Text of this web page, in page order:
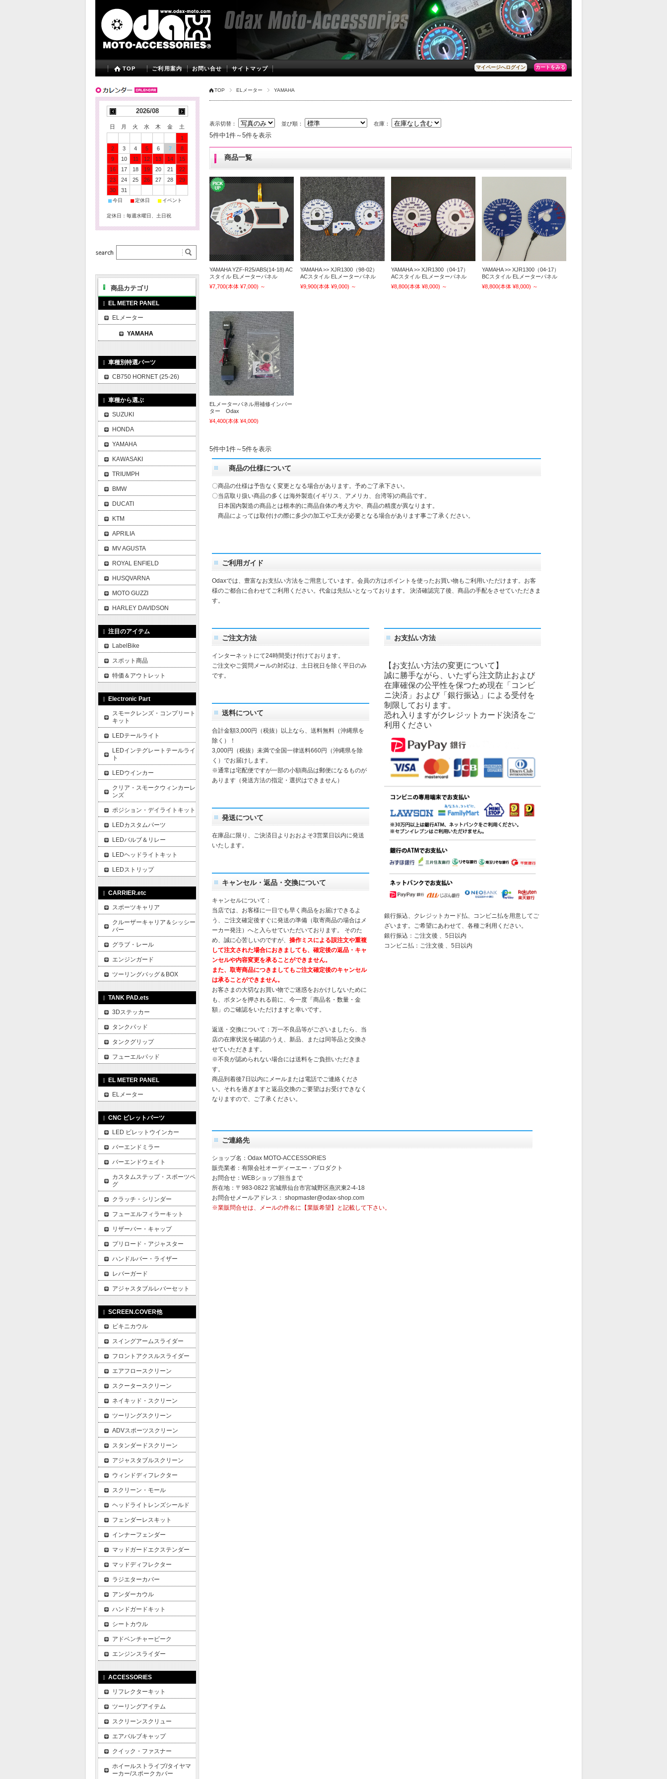
マイページへログイン カートをみる
TOP ご利用案内 お問い合せ サイトマップ
TOP ELメーター YAMAHA
表示切替： 並び順： 在庫：
5件中1件～5件を表示
商品一覧
YAMAHA YZF-R25/ABS(14-18) AC
スタイル ELメーターパネル
¥7,700(本体 ¥7,000) ～
YAMAHA >> XJR1300（98-02）
ACスタイル ELメーターパネル
¥9,900(本体 ¥9,000) ～
YAMAHA >> XJR1300（04-17）
ACスタイル ELメーターパネル
¥8,800(本体 ¥8,000) ～
YAMAHA >> XJR1300（04-17）
BCスタイル ELメーターパネル
¥8,800(本体 ¥8,000) ～
ELメーターパネル用補修インバー
ター Odax
¥4,400(本体 ¥4,000)
5件中1件～5件を表示
商品の仕様について
〇商品の仕様は予告なく変更となる場合があります。予めご了承下さい。
〇当店取り扱い商品の多くは海外製造(イギリス、アメリカ、台湾等)の商品です。
日本国内製造の商品とは根本的に商品自体の考え方や、商品の精度が異なります。
商品によっては取付けの際に多少の加工や工夫が必要となる場合があります事ご了承ください。
ご利用ガイド
Odaxでは、豊富なお支払い方法をご用意しています。会員の方はポイントを使ったお買い物もご利用いただけます。お客
様のご都合に合わせてご利用ください。代金は先払いとなっております。 決済確認完了後、商品の手配をさせていただきま
す。
ご注文方法
インターネットにて24時間受け付けております。
ご注文やご質問メールの対応は、土日祝日を除く平日のみ
です。
送料について
合計金額3,000円（税抜）以上なら、送料無料（沖縄県を
除く）！
3,000円（税抜）未満で全国一律送料660円（沖縄県を除
く）でお届けします。
※通常は宅配便ですが一部の小額商品は郵便になるものが
あります（発送方法の指定・選択はできません）
発送について
在庫品に限り、ご決済日よりおおよそ3営業日以内に発送
いたします。
キャンセル・返品・交換について
キャンセルについて：
当店では、お客様に一日でも早く商品をお届けできるよ
う、ご注文確定後すぐに発送の準備（取寄商品の場合はメ
ーカー発注）へと入らせていただいております。 そのた
め、誠に心苦しいのですが、 操作ミスによる誤注文や重複
して注文された場合におきましても、確定後の返品・キャ
ンセルや内容変更を承ることができません。
また、取寄商品につきましてもご注文確定後のキャンセル
は承ることができません。
お客さまの大切なお買い物でご迷惑をおかけしないために
も、ボタンを押される前に、今一度「商品名・数量・金
額」のご確認をいただけますと幸いです。
返送・交換について：万一不良品等がございましたら、当
店の在庫状況を確認のうえ、新品、または同等品と交換さ
せていただきます。
※不良が認められない場合には送料をご負担いただきま
す。
商品到着後7日以内にメールまたは電話でご連絡くださ
い。それを過ぎますと返品交換のご要望はお受けできなく
なりますので、ご了承ください。
お支払い方法
【お支払い方法の変更について】
誠に勝手ながら、いたずら注文防止および
在庫確保の公平性を保つため現在「コンビ
ニ決済」および「銀行振込」による受付を
制限しております。
恐れ入りますがクレジットカード決済をご
利用ください
銀行振込、クレジットカード払、コンビニ払を用意してご
ざいます。ご希望にあわせて、各種ご利用ください。
銀行振込：ご注文後 、5日以内
コンビニ払：ご注文後 、5日以内
ご連絡先
ショップ名：Odax MOTO-ACCESSORIES
販売業者：有限会社オーディーエー・プロダクト
お問合せ：WEBショップ担当まで
所在地：〒983-0822 宮城県仙台市宮城野区燕沢東2-4-18
お問合せメールアドレス： shopmaster@odax-shop.com
※業販問合せは、メールの件名に【業販希望】と記載して下さい。
2026/08
日 月 火 水 木 金
土
1
2
3 4 5 6 7
8
9
10 11 12 13 14
15
16
17 18 19 20 21
22
23
24 25 26 27 28
29
30
31
■ 今日 ■ 定休日 ■ イベント
定休日：毎週水曜日、土日祝
商品カテゴリ
EL METER PANEL
ELメーター
YAMAHA
車種別特選パーツ
CB750 HORNET (25-26)
車種から選ぶ
SUZUKI
HONDA
YAMAHA
KAWASAKI
TRIUMPH
BMW
DUCATI
KTM
APRILIA
MV AGUSTA
ROYAL ENFIELD
HUSQVARNA
MOTO GUZZI
HARLEY DAVIDSON
注目のアイテム
LabelBike
スポット商品
特価＆アウトレット
Electronic Part
スモークレンズ・コンプリート
キット
LEDテールライト
LEDインテグレートテールライ
ト
LEDウインカー
クリア・スモークウィンカーレ
ンズ
ポジション・デイライトキット
LEDカスタムパーツ
LEDバルブ＆リレー
LEDヘッドライトキット
LEDストリップ
CARRIER.etc
スポーツキャリア
クルーザーキャリア＆シッシー
バー
グラブ・レール
エンジンガード
ツーリングバッグ＆BOX
TANK PAD.ets
3Dステッカー
タンクパッド
タンクグリップ
フューエルパッド
EL METER PANEL
ELメーター
CNC ビレットパーツ
LED ビレットウインカー
バーエンドミラー
バーエンドウェイト
カスタムステップ・スポーツペ
グ
クラッチ・シリンダー
フューエルフィラーキット
リザーバー・キャップ
プリロード・アジャスター
ハンドルバー・ライザー
レバーガード
アジャスタブルレバーセット
SCREEN.COVER他
ビキニカウル
スイングアームスライダー
フロントアクスルスライダー
エアフロースクリーン
スクータースクリーン
ネイキッド・スクリーン
ツーリングスクリーン
ADVスポーツスクリーン
スタンダードスクリーン
アジャスタブルスクリーン
ウィンドディフレクター
スクリーン・モール
ヘッドライトレンズシールド
フェンダーレスキット
インナーフェンダー
マッドガードエクステンダー
マッドディフレクター
ラジエターカバー
アンダーカウル
ハンドガードキット
シートカウル
アドベンチャービーク
エンジンスライダー
ACCESSORIES
リフレクターキット
ツーリングアイテム
スクリーンスクリュー
エアバルブキャップ
クイック・ファスナー
ホイールストライプ/タイヤマ
ーカー/スポークカバー